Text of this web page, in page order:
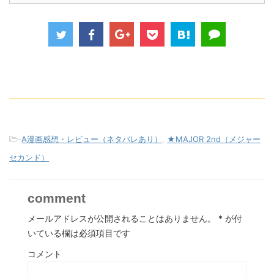
-A漫画感想・レビュー（ネタバレあり）
★MAJOR 2nd（メジャー
セカンド）
comment
メールアドレスが公開されることはありません。 * が付
いている欄は必須項目です
コメント